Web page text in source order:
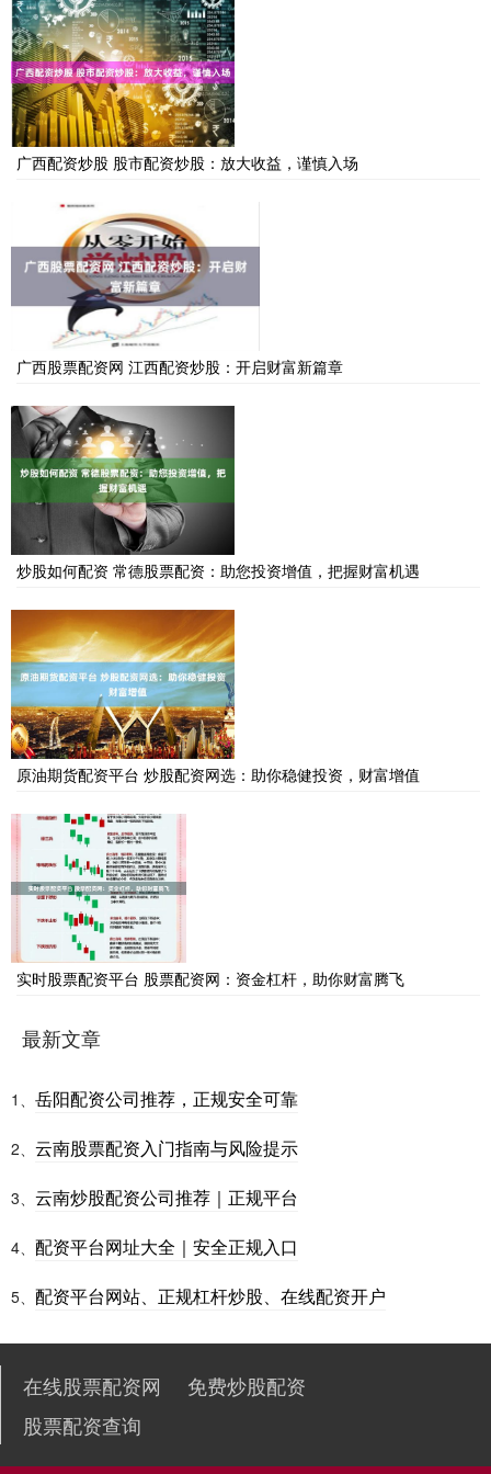
广西配资炒股 股市配资炒股：放大收益，谨慎入场
广西股票配资网 江西配资炒股：开启财富新篇章
炒股如何配资 常德股票配资：助您投资增值，把握财富机遇
原油期货配资平台 炒股配资网选：助你稳健投资，财富增值
实时股票配资平台 股票配资网：资金杠杆，助你财富腾飞
最新文章
1、 岳阳配资公司推荐，正规安全可靠
2、 云南股票配资入门指南与风险提示
3、 云南炒股配资公司推荐｜正规平台
4、 配资平台网址大全｜安全正规入口
5、 配资平台网站、正规杠杆炒股、在线配资开户
在线股票配资网
免费炒股配资
股票配资查询